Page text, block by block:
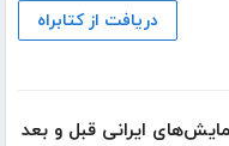
دریافت از کتابراه
ایرانی قبل و بعد